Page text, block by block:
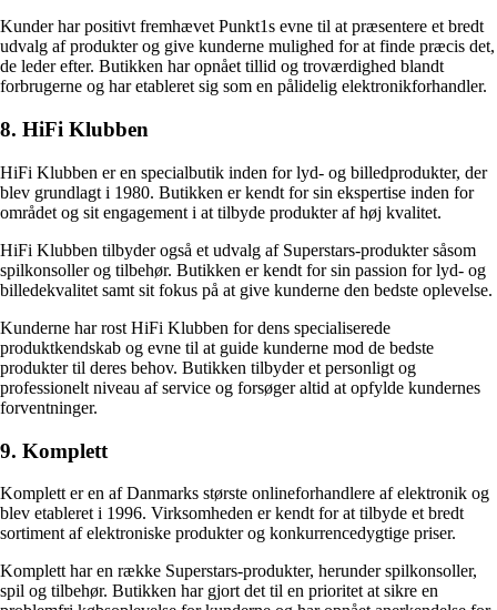
Kunder har positivt fremhævet Punkt1s evne til at præsentere et bredt
udvalg af produkter og give kunderne mulighed for at finde præcis det,
de leder efter. Butikken har opnået tillid og troværdighed blandt
forbrugerne og har etableret sig som en pålidelig elektronikforhandler.
8. HiFi Klubben
HiFi Klubben er en specialbutik inden for lyd- og billedprodukter, der
blev grundlagt i 1980. Butikken er kendt for sin ekspertise inden for
området og sit engagement i at tilbyde produkter af høj kvalitet.
HiFi Klubben tilbyder også et udvalg af Superstars-produkter såsom
spilkonsoller og tilbehør. Butikken er kendt for sin passion for lyd- og
billedekvalitet samt sit fokus på at give kunderne den bedste oplevelse.
Kunderne har rost HiFi Klubben for dens specialiserede
produktkendskab og evne til at guide kunderne mod de bedste
produkter til deres behov. Butikken tilbyder et personligt og
professionelt niveau af service og forsøger altid at opfylde kundernes
forventninger.
9. Komplett
Komplett er en af Danmarks største onlineforhandlere af elektronik og
blev etableret i 1996. Virksomheden er kendt for at tilbyde et bredt
sortiment af elektroniske produkter og konkurrencedygtige priser.
Komplett har en række Superstars-produkter, herunder spilkonsoller,
spil og tilbehør. Butikken har gjort det til en prioritet at sikre en